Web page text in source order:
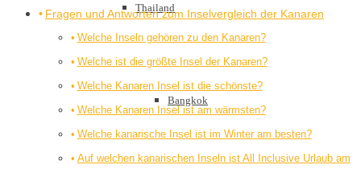
Thailand
Bangkok
Fragen und Antworten zum Inselvergleich der Kanaren
Welche Inseln gehören zu den Kanaren?
Welche ist die größte Insel der Kanaren?
Welche Kanaren Insel ist die schönste?
Welche Kanaren Insel ist am wärmsten?
Welche kanarische Insel ist im Winter am besten?
Auf welchen kanarischen Inseln ist All Inclusive Urlaub am